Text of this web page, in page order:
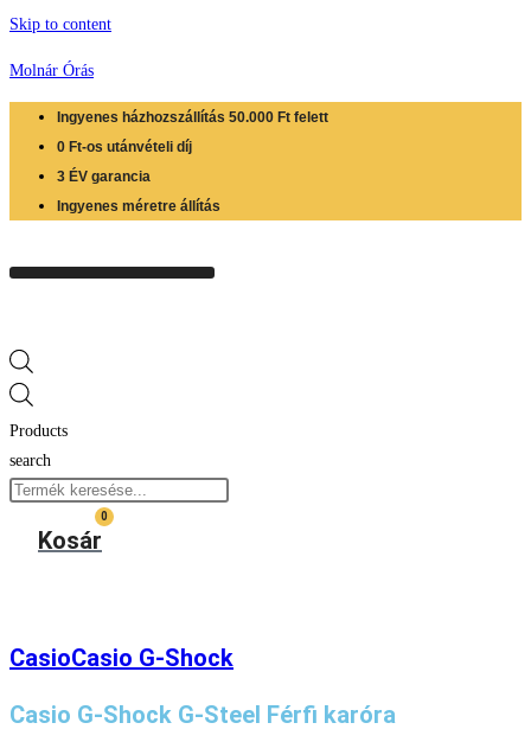
Skip to content
Molnár Órás
Ingyenes házhozszállítás 50.000 Ft felett
0 Ft-os utánvételi díj
3 ÉV garancia
Ingyenes méretre állítás
Products
search
0
Kosár
CasioCasio G-Shock
Casio G-Shock G-Steel Férfi karóra